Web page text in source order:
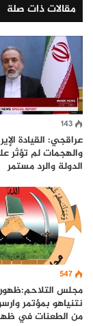
مقالات ذات صلة
143
عراقجي: القيادة
والهجمات لم تؤثر
الدولة والرد مستمر
547
مجلس التلاحم:ظهور
نتنياهو بمؤتمر
من الطعنات في ظهر